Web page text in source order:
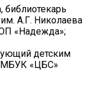
библиотекарь
А.Г. Николаева
«Надежда»;
детским
МБУК «ЦБС»